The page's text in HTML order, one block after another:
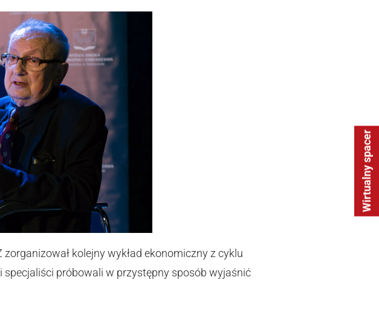
Wirtualny spacer
kolejny wykład ekonomiczny z cyklu
specjaliści próbowali w przystępny sposób wyjaśnić